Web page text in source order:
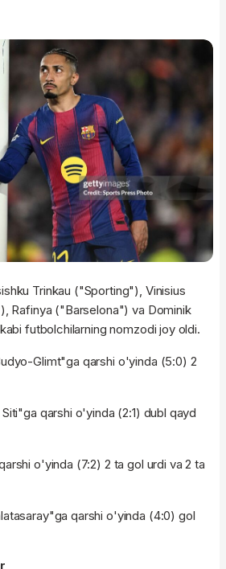
Trinkau ("Sporting"), Vinisius
Rafinya ("Barselona") va Dominik
futbolchilarning nomzodi joy oldi.
Glimt"ga qarshi o'yinda (5:0) 2
qarshi o'yinda (2:1) dubl qayd
o'yinda (7:2) 2 ta gol urdi va 2 ta
qarshi o'yinda (4:0) gol